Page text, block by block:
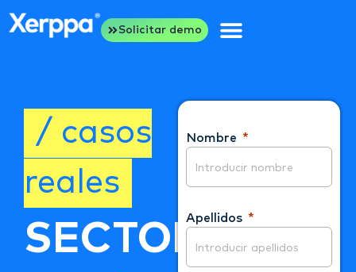
Solicitar demo
/ casos
reales
SECTOR
Nombre
Apellidos